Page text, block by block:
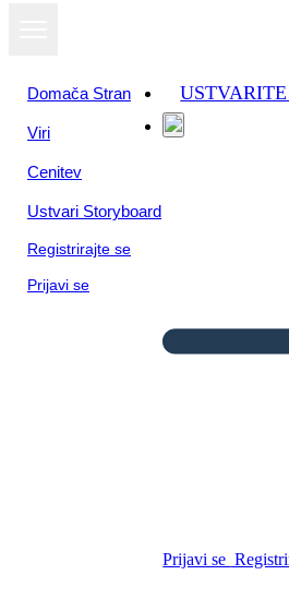
Domača Stran
Viri
Cenitev
Ustvari Storyboard
Registrirajte se
Prijavi se
Prijavi se